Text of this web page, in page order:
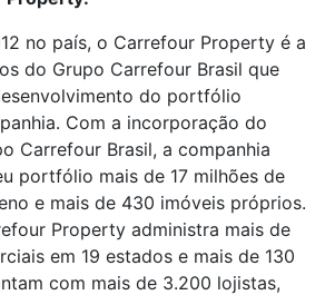
no país, o Carrefour Property é a
do Grupo Carrefour Brasil que
do portfólio
Com a incorporação do
Carrefour Brasil, a companhia
portfólio mais de 17 milhões de
e mais de 430 imóveis próprios.
Property administra mais de
em 19 estados e mais de 130
com mais de 3.200 lojistas,